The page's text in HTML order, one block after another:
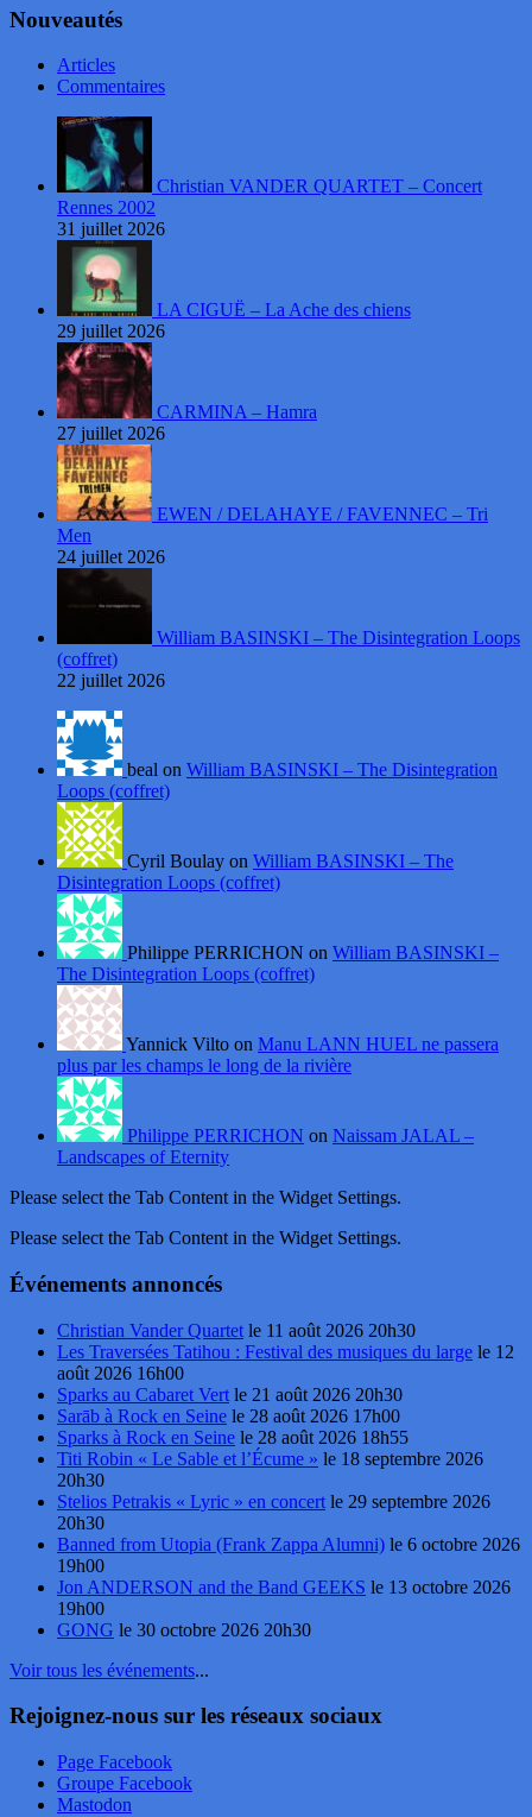
Nouveautés
Articles
Commentaires
Christian VANDER QUARTET – Concert
Rennes 2002
31 juillet 2026
LA CIGUË – La Ache des chiens
29 juillet 2026
CARMINA – Hamra
27 juillet 2026
EWEN / DELAHAYE / FAVENNEC – Tri
Men
24 juillet 2026
William BASINSKI – The Disintegration Loops
(coffret)
22 juillet 2026
beal on William BASINSKI – The Disintegration
Loops (coffret)
Cyril Boulay on William BASINSKI – The
Disintegration Loops (coffret)
Philippe PERRICHON on William BASINSKI –
The Disintegration Loops (coffret)
Yannick Vilto on Manu LANN HUEL ne passera
plus par les champs le long de la rivière
Philippe PERRICHON on Naissam JALAL –
Landscapes of Eternity
Please select the Tab Content in the Widget Settings.
Please select the Tab Content in the Widget Settings.
Événements annoncés
Christian Vander Quartet le 11 août 2026 20h30
Les Traversées Tatihou : Festival des musiques du large le 12
août 2026 16h00
Sparks au Cabaret Vert le 21 août 2026 20h30
Sarāb à Rock en Seine le 28 août 2026 17h00
Sparks à Rock en Seine le 28 août 2026 18h55
Titi Robin « Le Sable et l’Écume » le 18 septembre 2026
20h30
Stelios Petrakis « Lyric » en concert le 29 septembre 2026
20h30
Banned from Utopia (Frank Zappa Alumni) le 6 octobre 2026
19h00
Jon ANDERSON and the Band GEEKS le 13 octobre 2026
19h00
GONG le 30 octobre 2026 20h30
Voir tous les événements...
Rejoignez-nous sur les réseaux sociaux
Page Facebook
Groupe Facebook
Mastodon